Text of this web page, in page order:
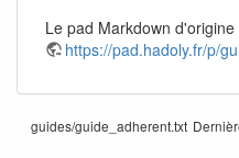
Le pad Markdown
https://pad.hadoly.fr/p/
guides/guide_adherent.txt